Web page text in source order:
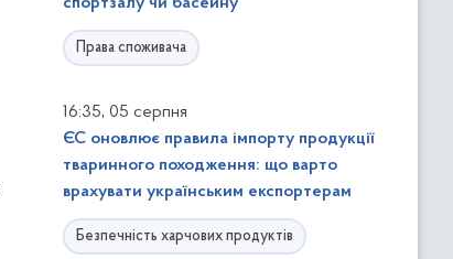
Права споживача
16:35, 05 серпня
ЄС оновлює правила імпорту продукції
тваринного походження: що варто
врахувати українським експортерам
Безпечність харчових продуктів